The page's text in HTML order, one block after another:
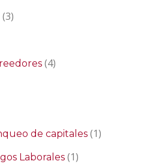
(3)
(4)
de capitales (1)
Laborales (1)